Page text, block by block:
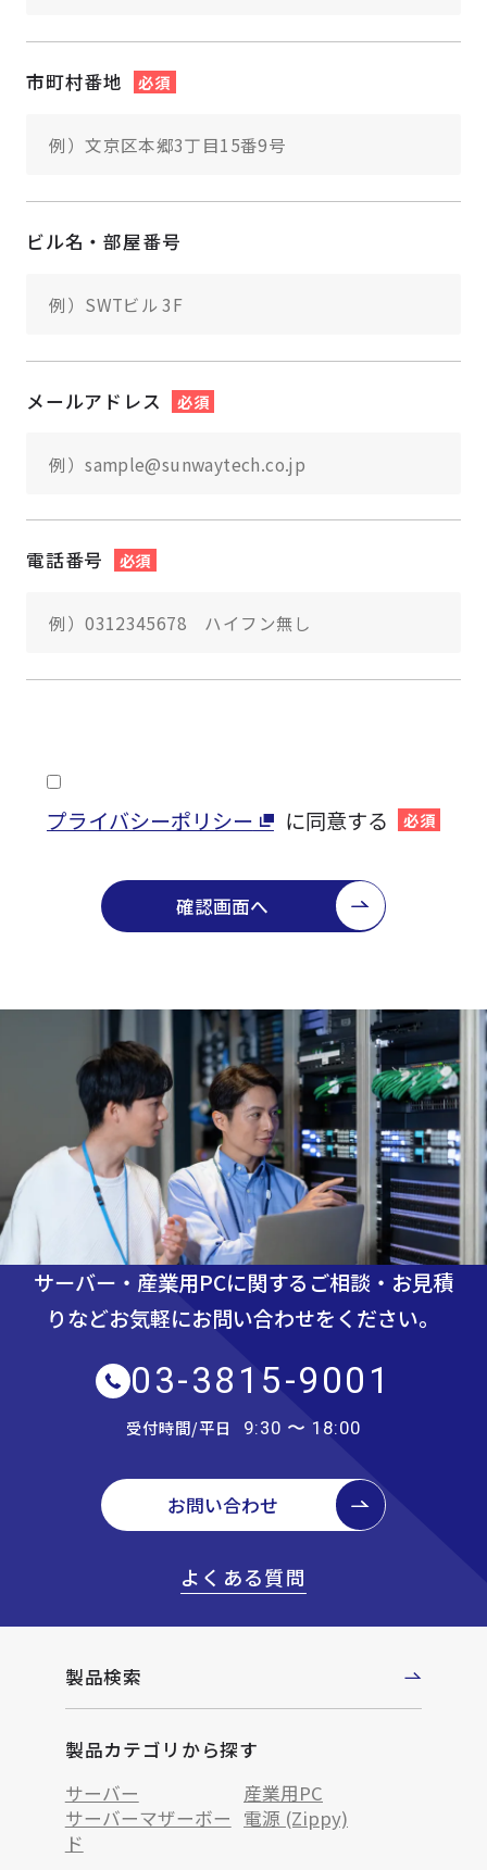
市町村番地 必須
ビル名・部屋番号
メールアドレス 必須
電話番号 必須
プライバシーポリシー に同意する 必須
確認画面へ
サーバー・産業用PCに関するご相談・お見積
りなどお気軽にお問い合わせをください。
03-3815-9001
受付時間/平日 9:30 〜 18:00
お問い合わせ
よくある質問
製品検索
製品カテゴリから探す
サーバー
産業用PC
サーバーマザーボー
ド
電源 (Zippy)